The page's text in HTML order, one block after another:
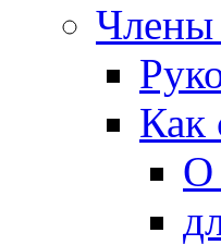
Члены
Как
О